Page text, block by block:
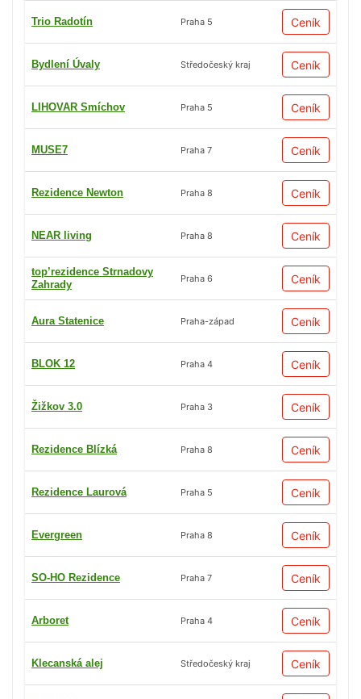
Trio Radotín Praha 5 Ceník
Bydlení Úvaly Středočeský kraj Ceník
LIHOVAR Smíchov Praha 5 Ceník
MUSE7 Praha 7 Ceník
Rezidence Newton Praha 8 Ceník
NEAR living Praha 8 Ceník
top’rezidence Strnadovy
Zahrady
Praha 6 Ceník
Aura Statenice Praha-západ Ceník
BLOK 12 Praha 4 Ceník
Žižkov 3.0 Praha 3 Ceník
Rezidence Blízká Praha 8 Ceník
Rezidence Laurová Praha 5 Ceník
Evergreen Praha 8 Ceník
SO-HO Rezidence Praha 7 Ceník
Arboret Praha 4 Ceník
Klecanská alej Středočeský kraj Ceník